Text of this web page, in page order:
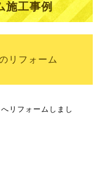
施工事例
リフォーム
リフォームしまし